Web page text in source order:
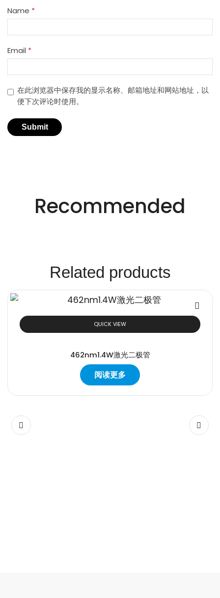
Name *
Email *
在此浏览器中保存我的显示名称、邮箱地址和网站地址，以
便下次评论时使用。
创新的激光解决方
案。
Recommended
Related products
QUICK VIEW
462nm1.4W激光二极管
阅读更多